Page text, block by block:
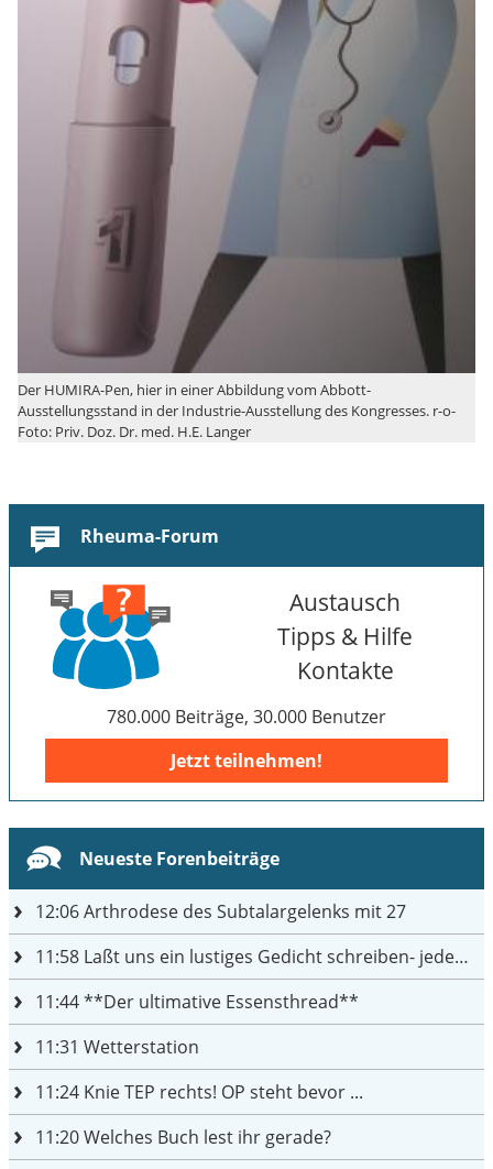
Der HUMIRA-Pen, hier in einer Abbildung vom Abbott-
Ausstellungsstand in der Industrie-Ausstellung des Kongresses. r-o-
Foto: Priv. Doz. Dr. med. H.E. Langer
Rheuma-Forum
Austausch
Tipps & Hilfe
Kontakte
780.000 Beiträge, 30.000 Benutzer
Jetzt teilnehmen!
Neueste Forenbeiträge
12:06Arthrodese des Subtalargelenks mit 27
11:58 Laßt uns ein lustiges Gedicht schreiben- jeder einen Satz
11:44**Der ultimative Essensthread**
11:31 Wetterstation
11:24 Knie TEP rechts! OP steht bevor ...
11:20Welches Buch lest ihr gerade?